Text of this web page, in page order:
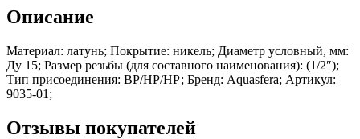
латунная
Шина
медная
Круг
Фитинги
резьбовые
латунные
Описание
Материал: латунь; Покрытие: никель; Диаметр условный, мм:
Ду 15; Размер резьбы (для составного наименования): (1/2″);
Тип присоединения: ВР/НР/НР; Бренд: Aquasfera; Артикул:
9035-01;
Отзывы покупателей